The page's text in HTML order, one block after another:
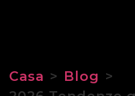
Casa > Blog >